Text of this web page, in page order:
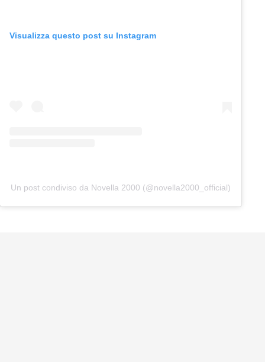
Visualizza questo post su Instagram
Un post condiviso da Novella 2000 (@novella2000_official)